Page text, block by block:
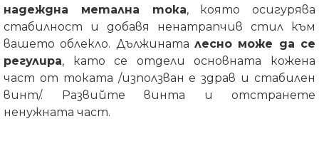
надеждна метална тока, която осигурява
стабилност и добавя ненатрапчив стил към
вашето облекло. Дължината лесно може да се
регулира, като се отдели основната кожена
част от токата /използван е здрав и стабилен
винт/. Развийте винта и отстранете
ненужната част.